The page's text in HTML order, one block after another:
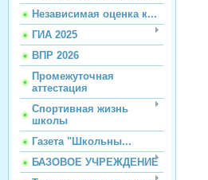
Независимая оценка к...
ГИА 2025
ВПР 2026
Промежуточная
аттестация
Спортивная жизнь
школы
Газета "Школьны...
БАЗОВОЕ УЧРЕЖДЕНИЕ